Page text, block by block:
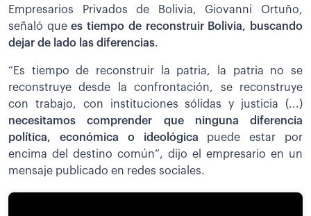
Empresarios Privados de Bolivia, Giovanni Ortuño,
señaló quees tiempo de reconstruir Bolivia, buscando
dejar de lado las diferencias.
“Es tiempo de reconstruir la patria, la patria no se
reconstruye desde la confrontación, se reconstruye
con trabajo, con instituciones sólidas y justicia (...)
necesitamos comprender que ninguna diferencia
política, económica o ideológica puede estar por
encima del destino común”, dijo el empresario en un
mensaje publicado en redes sociales.